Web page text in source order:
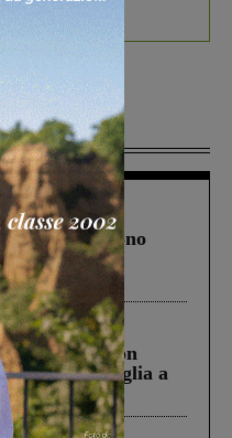
in cui morirono
schianto, il
fra tir....
di Castiglion
ucciso la figlia a